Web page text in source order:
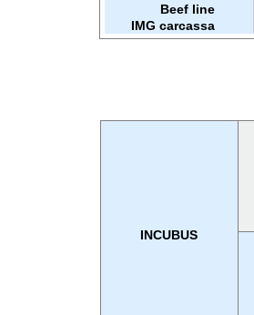
Beef line
IMG carcassa
INCUBUS